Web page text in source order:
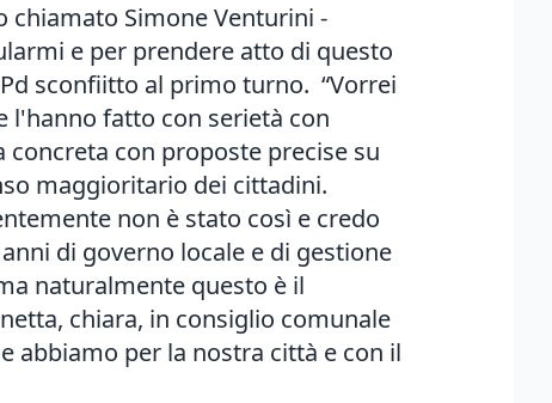
chiamato Simone Venturini -
e per prendere atto di questo
sconfiitto al primo turno. “Vorrei
l'hanno fatto con serietà con
con proposte precise su
maggioritario dei cittadini.
non è stato così e credo
di governo locale e di gestione
naturalmente questo è il
chiara, in consiglio comunale
abbiamo per la nostra città e con il